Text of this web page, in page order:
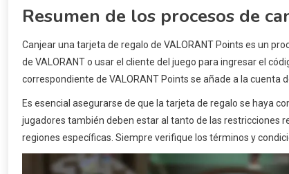
Resumen de los procesos de
Canjear una tarjeta de regalo de VALORANT Points es un
de VALORANT o usar el cliente del juego para ingresar el
correspondiente de VALORANT Points se añade a la cuenta
Es esencial asegurarse de que la tarjeta de regalo se haya
jugadores también deben estar al tanto de las restricciones
regiones específicas. Siempre verifique los términos y